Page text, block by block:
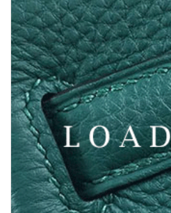
6047833/oblečení z LOEWE